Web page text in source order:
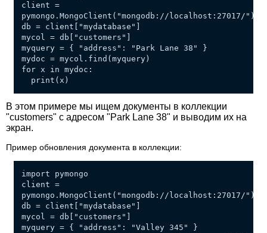
client =
pymongo.MongoClient("mongodb://localhost:27017/")
db = client["mydatabase"]
mycol = db["customers"]
myquery = { "address": "Park Lane 38" }
mydoc = mycol.find(myquery)
for x in mydoc:
print(x)
В этом примере мы ищем документы в коллекции
"customers" с адресом "Park Lane 38" и выводим их на
экран.
Пример обновления документа в коллекции:
import pymongo
client =
pymongo.MongoClient("mongodb://localhost:27017/")
db = client["mydatabase"]
mycol = db["customers"]
myquery = { "address": "Valley 345" }